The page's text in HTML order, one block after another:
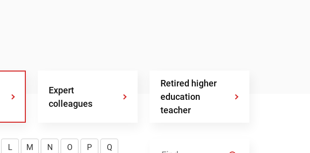
Expert
colleagues
Retired higher
education
teacher
L M N O P Q